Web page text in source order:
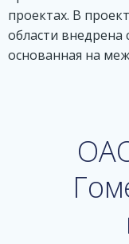
проектах. В
области внедрена
основанная на